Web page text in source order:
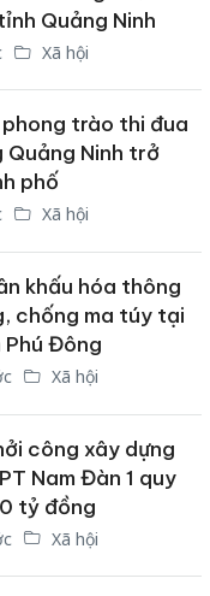
Quảng Ninh
Xã hội
trào thi đua
Quảng Ninh trở
phố
Xã hội
khấu hóa thông
chống ma túy tại
Phú Đông
Xã hội
công xây dựng
Nam Đàn 1 quy
tỷ đồng
Xã hội